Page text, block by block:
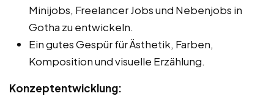
Minijobs, Freelancer Jobs und Nebenjobs in
Gotha zu entwickeln.
Ein gutes Gespür für Ästhetik, Farben,
Komposition und visuelle Erzählung.
Konzeptentwicklung: